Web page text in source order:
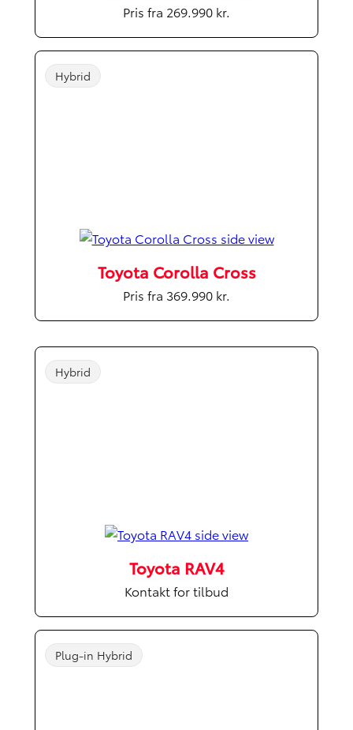
Pris fra 269.990 kr.
Hybrid
Toyota Corolla Cross
Pris fra 369.990 kr.
Hybrid
Toyota RAV4
Kontakt for tilbud
Plug-in Hybrid